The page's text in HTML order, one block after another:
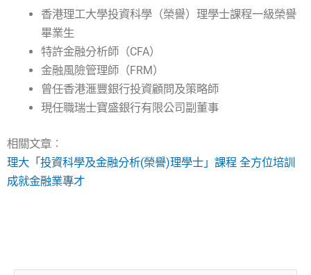
香港理工大學投資科學（榮譽）理學士課程一級榮譽
畢業生
特許金融分析師（CFA）
金融風險管理師（FRM）
曾任香港滙豐銀行投資顧問及策略師
現任職瑞士寶盛銀行有限公司副董事
相關文章︰
理大「投資科學及金融分析(榮譽)理學士」課程 全方位培訓
成就金融業專才